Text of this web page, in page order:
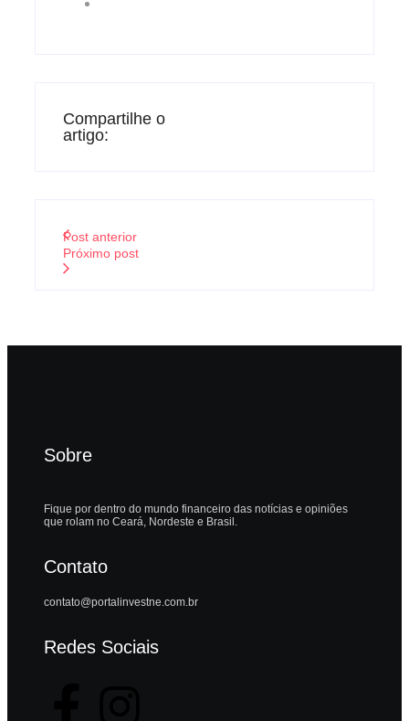
Compartilhe o
artigo:
Post anterior
Próximo post
Sobre
Fique por dentro do mundo financeiro das notícias e opiniões
que rolam no Ceará, Nordeste e Brasil.
Contato
contato@portalinvestne.com.br
Redes Sociais